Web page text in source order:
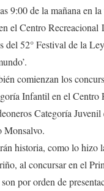
9:00 de la mañana en
el Centro Recreacional
del 52° Festival de la
comienzan los
Infantil en el Centro
Categoría
Monsalvo.
historia, como lo hizo
al concursar en el
por orden de